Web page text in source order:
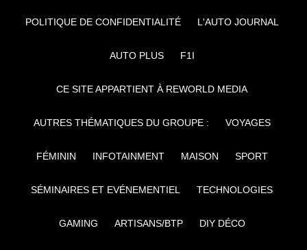
POLITIQUE DE CONFIDENTIALITÉ L'AUTO JOURNAL
AUTO PLUS F1I
CE SITE APPARTIENT À REWORLD MEDIA
AUTRES THÉMATIQUES DU GROUPE : VOYAGES
FÉMININ INFOTAINMENT MAISON SPORT
SÉMINAIRES ET EVÉNEMENTIEL TECHNOLOGIES
GAMING ARTISANS/BTP DIY DÉCO